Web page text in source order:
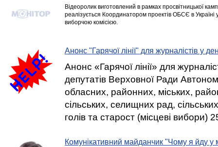
Відеоролик виготовлений в рамках просвітницької
реалізується Координатором проектів ОБСЄ в Україні
виборчою комісією.
Анонс "Гарячої лінії" для журналістів у
Анонс «Гарячої лінії» для
депутатів Верховної Ради
обласних, районних, міських,
сільських, селищних рад,
голів та старост (місцеві вибори)
Комунікативний майданчик "Чому я йду